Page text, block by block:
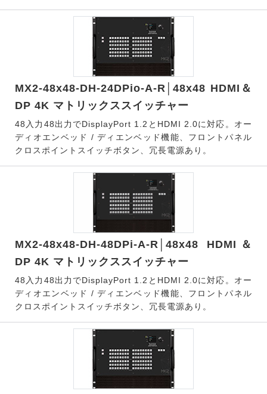
MX2-48x48-DH-24DPio-A-R│48x48 HDMI＆
DP 4K マトリックススイッチャー
48入力48出力でDisplayPort 1.2とHDMI 2.0に対応。オー
ディオエンベッド / ディエンベッド機能、フロントパネル
クロスポイントスイッチボタン、冗長電源あり。
MX2-48x48-DH-48DPi-A-R│48x48 HDMI＆
DP 4K マトリックススイッチャー
48入力48出力でDisplayPort 1.2とHDMI 2.0に対応。オー
ディオエンベッド / ディエンベッド機能、フロントパネル
クロスポイントスイッチボタン、冗長電源あり。